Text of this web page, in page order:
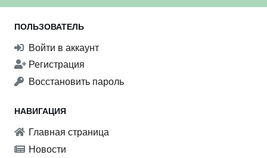
ПОЛЬЗОВАТЕЛЬ
Войти в аккаунт
Регистрация
Восстановить пароль
НАВИГАЦИЯ
Главная страница
Новости